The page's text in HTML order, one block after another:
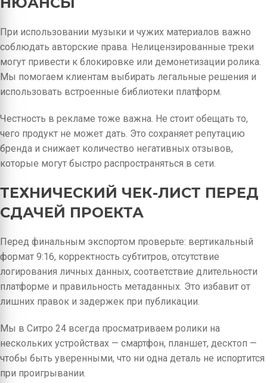
При использовании музыки и чужих материалов важно
соблюдать авторские права. Нелицензированные треки
могут привести к блокировке или демонетизации ролика.
Мы помогаем клиентам выбирать легальные решения и
использовать встроенные библиотеки платформ.
Честность в рекламе тоже важна. Не стоит обещать то,
чего продукт не может дать. Это сохраняет репутацию
бренда и снижает количество негативных отзывов,
которые могут быстро распространяться в сети.
ТЕХНИЧЕСКИЙ ЧЕК-ЛИСТ ПЕРЕД
СДАЧЕЙ ПРОЕКТА
Перед финальным экспортом проверьте: вертикальный
формат 9:16, корректность субтитров, отсутствие
логирования личных данных, соответствие длительности
платформе и правильность метаданных. Это избавит от
лишних правок и задержек при публикации.
Мы в Ситро 24 всегда просматриваем ролики на
нескольких устройствах — смартфон, планшет, десктоп —
чтобы быть уверенными, что ни одна деталь не испортится
при проигрывании.